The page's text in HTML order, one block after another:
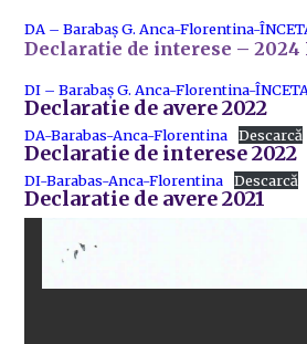
DA – Barabaș G. Anca-Florentina-
Declaratie de interese – 2024
DI – Barabaș G. Anca-Florentina-
Declaratie de avere 2022
DA-Barabas-Anca-Florentina Descarcă
Declaratie de interese 2022
DI-Barabas-Anca-Florentina Descarcă
Declaratie de avere 2021